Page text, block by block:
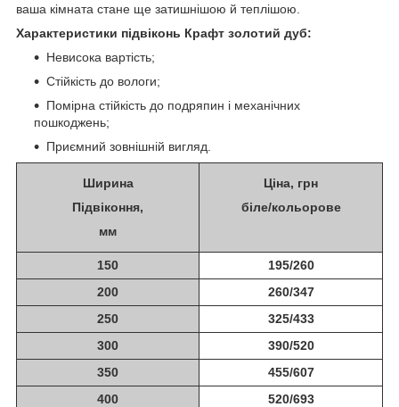
ваша кімната стане ще затишнішою й теплішою.
Характеристики підвіконь Крафт золотий дуб:
Невисока вартість;
Стійкість до вологи;
Помірна стійкість до подряпин і механічних
пошкоджень;
Приємний зовнішній вигляд.
Ширина
Підвіконня,
мм
Ціна, грн
біле/кольорове
150
195/260
200
260/347
250
325/433
300
390/520
350
455/607
400
520/693